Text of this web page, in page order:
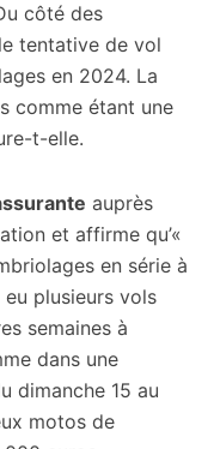
côté des
tentative de vol
en 2024. La
comme étant une
t-elle.
auprès
et affirme qu’«
en série à
eu plusieurs vols
semaines à
dans une
dimanche 15 au
motos de